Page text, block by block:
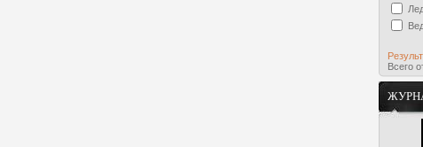
Всего